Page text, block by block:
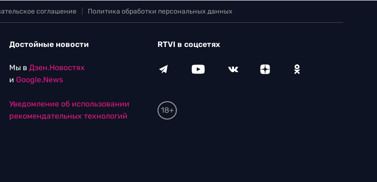
соглашение Политика обработки персональных данных
Достойные новости
Мы в Дзен.Новостях
и Google.News
Уведомление об использовании
рекомендательных технологий
RTVI в соцсетях
18+